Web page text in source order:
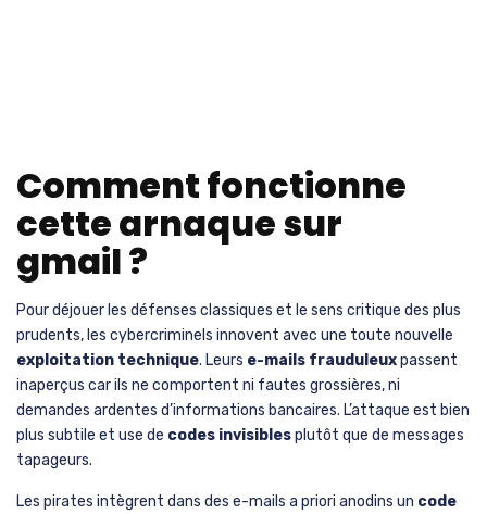
Comment fonctionne
cette arnaque sur
gmail ?
Pour déjouer les défenses classiques et le sens critique des plus
prudents, les cybercriminels innovent avec une toute nouvelle
exploitation technique. Leurs e-mails frauduleuxpassent
inaperçus car ils ne comportent ni fautes grossières, ni
demandes ardentes d’informations bancaires. L’attaque est bien
plus subtile et use de codes invisiblesplutôt que de messages
tapageurs.
Les pirates intègrent dans des e-mails a priori anodins un code